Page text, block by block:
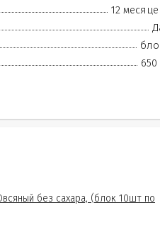
12
650